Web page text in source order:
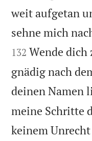
weit aufgetan
sehne mich
132 Wende
gnädig nach
deinen Namen
meine Schritte
keinem